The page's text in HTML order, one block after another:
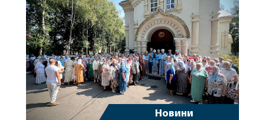
благословенних успіхів у подальшому
архіпастирському служінні. […]
Новини